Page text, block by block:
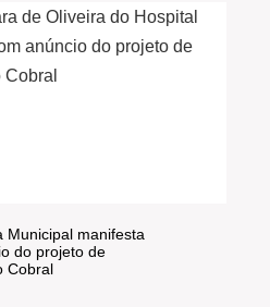
Municipal manifesta
do projeto de
Cobral